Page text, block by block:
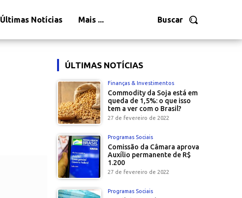
Buscar
Últimas Notícias Mais ...
ÚLTIMAS NOTÍCIAS
Finanças & Investimentos
Commodity da Soja está em
queda de 1,5%: o que isso
tem a ver com o Brasil?
27 de fevereiro de 2022
Programas Sociais
Comissão da Câmara aprova
Auxílio permanente de R$
1.200
27 de fevereiro de 2022
Programas Sociais